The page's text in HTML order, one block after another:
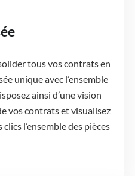
tous vos contrats en
unique avec l’ensemble
ainsi d’une vision
vos contrats et visualisez
l’ensemble des pièces